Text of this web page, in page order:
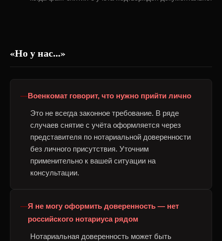
«Но у нас...»
Военкомат говорит, что нужно прийти лично
Это не всегда законное требование. В ряде
случаев снятие с учёта оформляется через
представителя по нотариальной доверенности
без личного присутствия. Уточним
применительно к вашей ситуации на
консультации.
Я не могу оформить доверенность — нет
российского нотариуса рядом
Нотариальная доверенность может быть